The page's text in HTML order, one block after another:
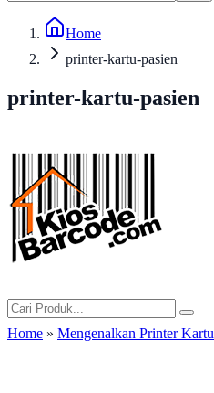
Home
printer-kartu-pasien
printer-kartu-pasien
Home » Mengenalkan Printer Kartu